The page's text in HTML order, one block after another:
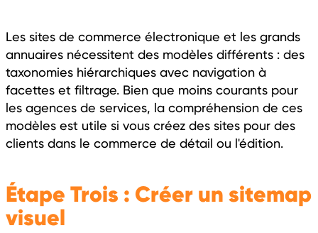
Les sites de commerce électronique et les grands
annuaires nécessitent des modèles différents : des
taxonomies hiérarchiques avec navigation à
facettes et filtrage. Bien que moins courants pour
les agences de services, la compréhension de ces
modèles est utile si vous créez des sites pour des
clients dans le commerce de détail ou l'édition.
Étape Trois : Créer un sitemap
visuel